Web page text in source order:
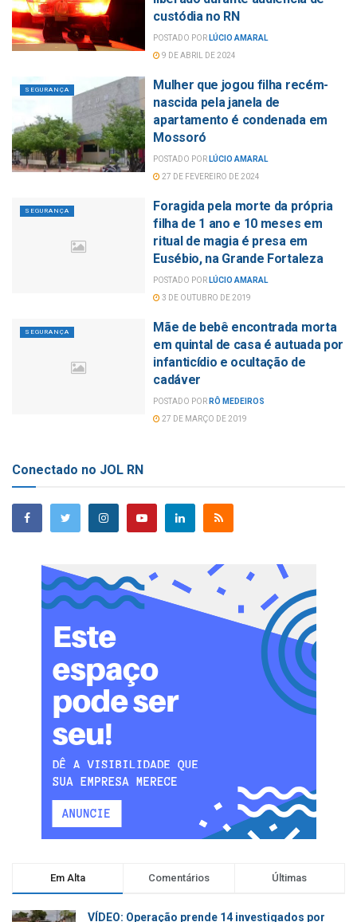
custódia no RN
POSTADO POR LÚCIO AMARAL
9 DE ABRIL DE 2024
SEGURANÇA
Mulher que jogou filha recém-
nascida pela janela de
apartamento é condenada em
Mossoró
POSTADO POR LÚCIO AMARAL
27 DE FEVEREIRO DE 2024
SEGURANÇA
Foragida pela morte da própria
filha de 1 ano e 10 meses em
ritual de magia é presa em
Eusébio, na Grande Fortaleza
POSTADO POR LÚCIO AMARAL
3 DE OUTUBRO DE 2019
SEGURANÇA
Mãe de bebê encontrada morta
em quintal de casa é autuada por
infanticídio e ocultação de
cadáver
POSTADO POR RÔ MEDEIROS
27 DE MARÇO DE 2019
Conectado no JOL RN
Em Alta Comentários Últimas
VÍDEO: Operação prende 14 investigados por